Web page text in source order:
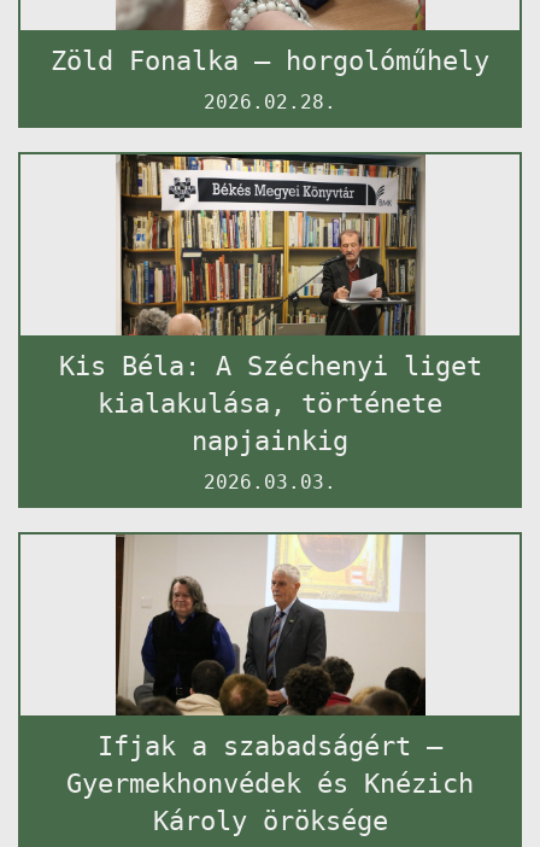
Zöld Fonalka – horgolóműhely
2026.02.28.
Kis Béla: A Széchenyi liget
kialakulása, története
napjainkig
2026.03.03.
Ifjak a szabadságért –
Gyermekhonvédek és Knézich
Károly öröksége